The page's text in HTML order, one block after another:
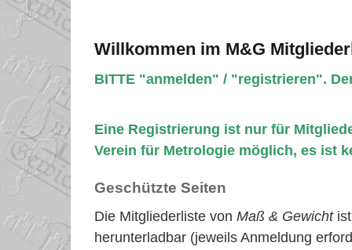
Willkommen im M&G
BITTE "anmelden" / "registrieren".
Eine Registrierung ist nur für
Verein für Metrologie möglich, es ist
Geschützte Seiten
Die Mitgliederliste von Maß & Gewichtist
herunterladbar (jeweils Anmeldung